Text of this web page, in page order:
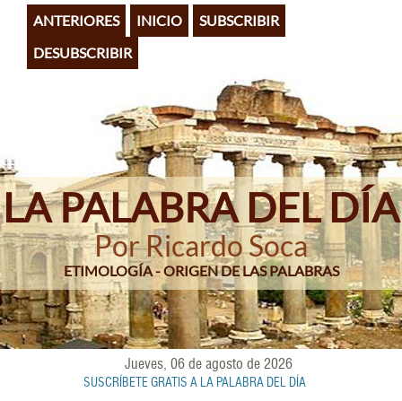
Pasar
contenido
principal
ANTERIORES INICIO
SUBSCRIBIR
DESUBSCRIBIR
LA PALABRA DEL DÍA
Por Ricardo Soca
ETIMOLOGÍA - ORIGEN DE LAS PALABRAS
Jueves, 06 de agosto de 2026
SUSCRÍBETE GRATIS A LA PALABRA DEL DÍA